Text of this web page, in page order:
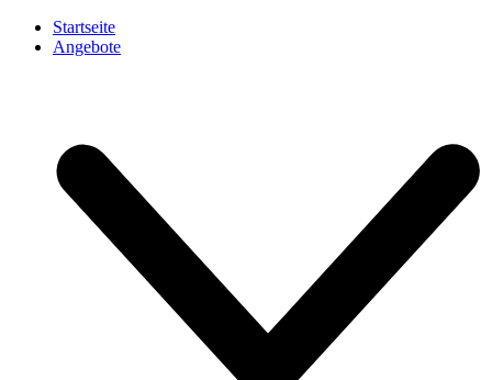
Startseite
Angebote